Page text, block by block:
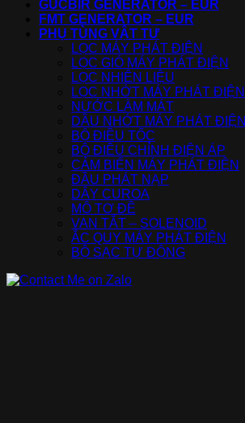
GUCBIR GENERATOR – EUR
FMT GENERATOR – EUR
PHỤ TÙNG VẬT TƯ
LỌC MÁY PHÁT ĐIỆN
LỌC GIÓ MÁY PHÁT ĐIỆN
LỌC NHIÊN LIỆU
LỌC NHỚT MÁY PHÁT ĐIỆN
NƯỚC LÀM MÁT
DẦU NHỚT MÁY PHÁT ĐIỆN
BỘ ĐIỀU TỐC
BỘ ĐIỀU CHỈNH ĐIỆN ÁP
CẢM BIẾN MÁY PHÁT ĐIỆN
ĐẦU PHÁT NẠP
DÂY CUROA
MÔ TƠ ĐỀ
VAN TẮT – SOLENOID
ẮC QUY MÁY PHÁT ĐIỆN
BỘ SẠC TỰ ĐỘNG